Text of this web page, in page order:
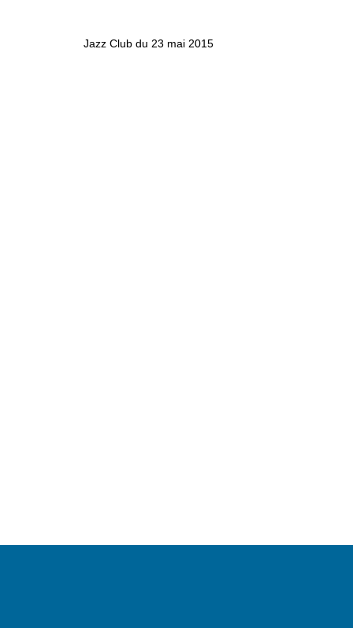
Jazz Club du 23 mai 2015